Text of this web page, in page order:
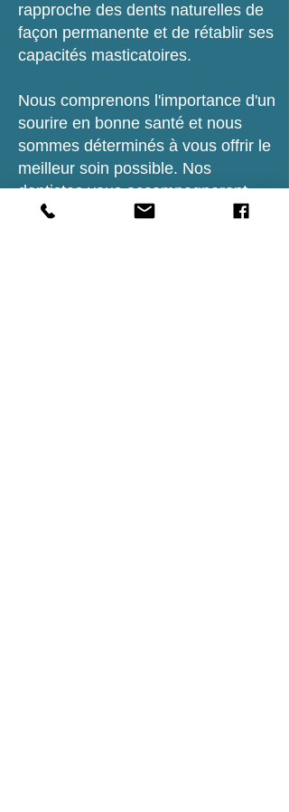
rapproche des dents naturelles de
façon permanente et de rétablir ses
capacités masticatoires.
Nous comprenons l'importance d'un
sourire en bonne santé et nous
sommes déterminés à vous offrir le
meilleur soin possible. Nos
dentistes vous accompagneront
tout au long du processus pour